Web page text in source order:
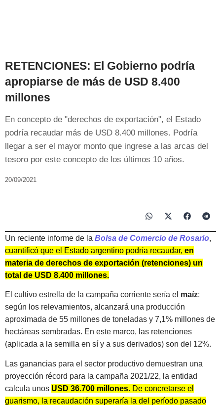
RETENCIONES: El Gobierno podría
apropiarse de más de USD 8.400
millones
En concepto de "derechos de exportación", el Estado
podría recaudar más de USD 8.400 millones. Podría
llegar a ser el mayor monto que ingrese a las arcas del
tesoro por este concepto de los últimos 10 años.
20/09/2021
Un reciente informe de la Bolsa de Comercio de Rosario,
cuantificó que el Estado argentino podría recaudar, en
materia de derechos de exportación (retenciones) un
total de USD 8.400 millones.
El cultivo estrella de la campaña corriente sería el maíz:
según los relevamientos, alcanzará una producción
aproximada de 55 millones de toneladas y 7,1% millones de
hectáreas sembradas. En este marco, las retenciones
(aplicada a la semilla en sí y a sus derivados) son del 12%.
Las ganancias para el sector productivo demuestran una
proyección récord para la campaña 2021/22, la entidad
calcula unos USD 36.700 millones. De concretarse el
guarismo, la recaudación superaría la del período pasado